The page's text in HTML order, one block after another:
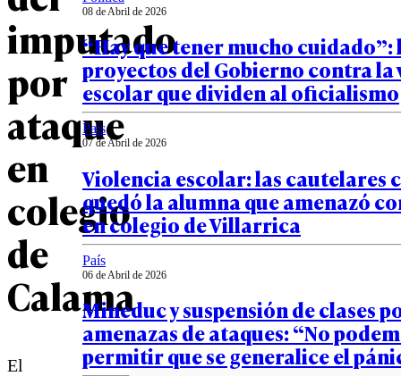
imputado
por
ataque
en
colegio
de
Calama
El
08 de Abril de 2026
“Hay que tener mucho cuidado”:
proyectos del Gobierno contra la
escolar que dividen al oficialismo
País
07 de Abril de 2026
Violencia escolar: las cautelares
quedó la alumna que amenazó
en colegio de Villarrica
País
06 de Abril de 2026
Mineduc y suspensión de clases
amenazas de ataques: “No
permitir que se generalice el